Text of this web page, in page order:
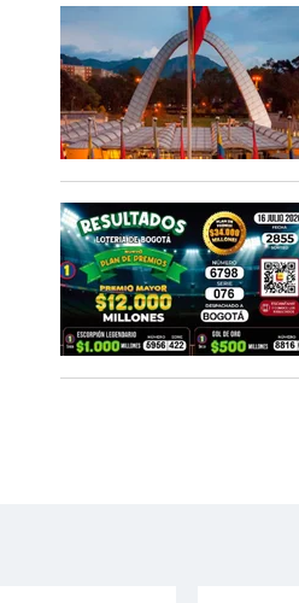
Bocadillo veleño
Bola de pierna de res
Café instantáneo
Café molido
Capaz Magdalena fresco